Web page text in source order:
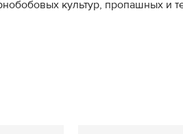
культур, пропашных и